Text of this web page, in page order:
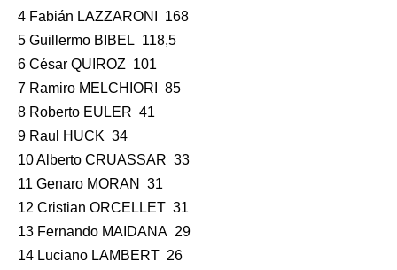
4 Fabián LAZZARONI 168
5 Guillermo BIBEL 118,5
6 César QUIROZ 101
7 Ramiro MELCHIORI 85
8 Roberto EULER 41
9 Raul HUCK 34
10 Alberto CRUASSAR 33
11 Genaro MORAN 31
12 Cristian ORCELLET 31
13 Fernando MAIDANA 29
14 Luciano LAMBERT 26